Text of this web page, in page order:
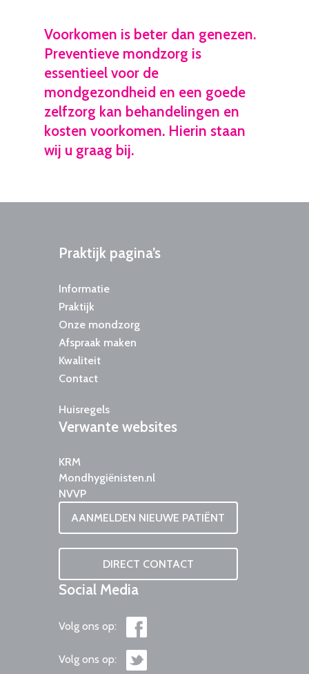
Voorkomen is beter dan genezen.
Preventieve mondzorg is
essentieel voor de
mondgezondheid en een goede
zelfzorg kan behandelingen en
kosten voorkomen. Hierin staan
wij u graag bij.
Praktijk pagina’s
Informatie
Praktijk
Onze mondzorg
Afspraak maken
Kwaliteit
Contact
Huisregels
Verwantewebsites
KRM
Mondhygiënisten.nl
NVVP
AANMELDEN NIEUWE PATIËNT
DIRECT CONTACT
SocialMedia
Volg ons op:
Volg ons op: